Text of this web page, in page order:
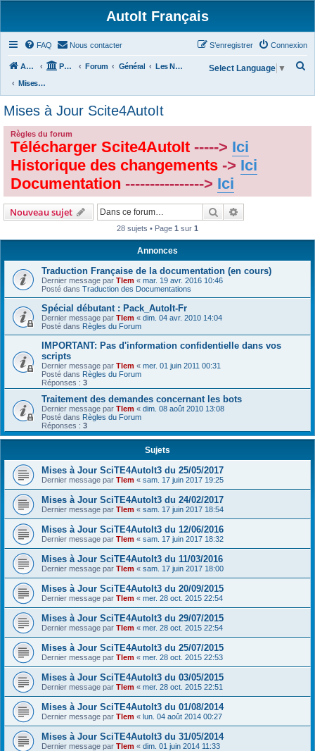
AutoIt Français
FAQ Nous contacter Connexion
S’enregistrer
Accueil Portail Forum Général
Les Nouvelles d'AutoIt
Mises à Jour Scite4AutoIt
Select Language ▼
Mises à Jour Scite4AutoIt
Règles du forum
Télécharger Scite4AutoIt -----> Ici
Historique des changements -> Ici
Documentation ----------------> Ici
Nouveau sujet Rechercher
28 sujets • Page 1 sur 1
Annonces
Traduction Française de la documentation (en cours)
Dernier message par Tlem « mar. 19 avr. 2016 10:46
Posté dans Traduction des Documentations
Spécial débutant : Pack_AutoIt-Fr
Dernier message par Tlem « dim. 04 avr. 2010 14:04
Posté dans Règles du Forum
IMPORTANT: Pas d'information confidentielle dans vos
scripts
Dernier message par Tlem « mer. 01 juin 2011 00:31
Posté dans Règles du Forum
Réponses : 3
Traitement des demandes concernant les bots
Dernier message par Tlem « dim. 08 août 2010 13:08
Posté dans Règles du Forum
Réponses : 3
Sujets
Mises à Jour SciTE4AutoIt3 du 25/05/2017
Dernier message par Tlem « sam. 17 juin 2017 19:25
Mises à Jour SciTE4AutoIt3 du 24/02/2017
Dernier message par Tlem « sam. 17 juin 2017 18:54
Mises à Jour SciTE4AutoIt3 du 12/06/2016
Dernier message par Tlem « sam. 17 juin 2017 18:32
Mises à Jour SciTE4AutoIt3 du 11/03/2016
Dernier message par Tlem « sam. 17 juin 2017 18:00
Mises à Jour SciTE4AutoIt3 du 20/09/2015
Dernier message par Tlem « mer. 28 oct. 2015 22:54
Mises à Jour SciTE4AutoIt3 du 29/07/2015
Dernier message par Tlem « mer. 28 oct. 2015 22:54
Mises à Jour SciTE4AutoIt3 du 25/07/2015
Dernier message par Tlem « mer. 28 oct. 2015 22:53
Mises à Jour SciTE4AutoIt3 du 03/05/2015
Dernier message par Tlem « mer. 28 oct. 2015 22:51
Mises à Jour SciTE4AutoIt3 du 01/08/2014
Dernier message par Tlem « lun. 04 août 2014 00:27
Mises à Jour SciTE4AutoIt3 du 31/05/2014
Dernier message par Tlem « dim. 01 juin 2014 11:33